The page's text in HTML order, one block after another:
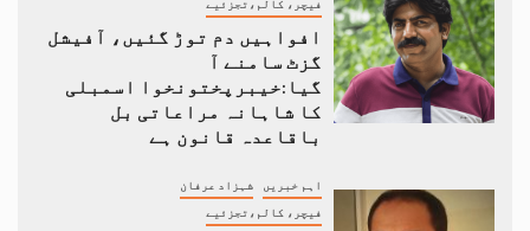
فیچر، کالم،تجزئیے
افواہیں دم توڑ گئیں، آفیشل
گزٹ سامنے آ
گیا:خیبرپختونخوا اسمبلی
کا شاہانہ مراعاتی بل
باقاعدہ قانون ہے
اہم خبریں شہزاد عرفان
فیچر، کالم،تجزئیے